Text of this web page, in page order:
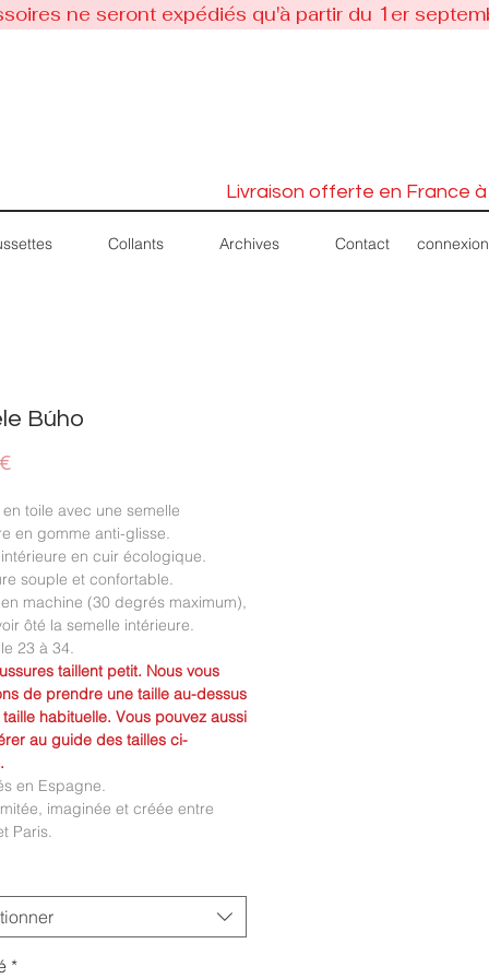
ne seront expédiés qu'à partir du 1er
connexion
Collants Archives Contact
Livraison offerte en France
Búho
Prix
toile avec une semelle
en gomme anti-glisse.
en cuir écologique.
souple et confortable.
machine (30 degrés maximum),
ôté la semelle intérieure.
23 à 34.
taillent petit. Nous vous
de prendre une taille au-dessus
habituelle. Vous pouvez aussi
au guide des tailles ci-
en Espagne.
imaginée et créée entre
Paris.
*